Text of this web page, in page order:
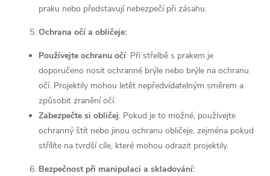
praku nebo představují nebezpečí při zásahu.
Ochrana očí a obličeje:
Používejte ochranu očí: Při střelbě s prakem je
doporučeno nosit ochranné brýle nebo brýle na ochranu
očí. Projektily mohou letět nepředvídatelným směrem a
způsobit zranění očí.
Zabezpečte si obličej: Pokud je to možné, používejte
ochranný štít nebo jinou ochranu obličeje, zejména pokud
střílíte na tvrdší cíle, které mohou odrazit projektily.
Bezpečnost při manipulaci a skladování: